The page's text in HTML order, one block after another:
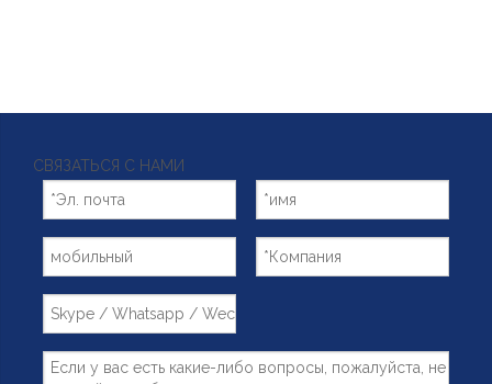
СВЯЗАТЬСЯ С НАМИ